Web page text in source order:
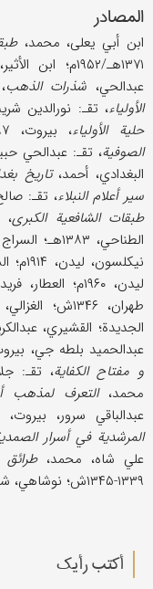
المصادر
ابن أبي یعلی، محمد،
۱۳۷۱هـ/۱۹۵۲م؛ ابن الأثیر، علي،
عبدالحي، شذرات الذهب،
الأولیاء، تقـ: نور‌الدین شریبة، بیروت، ۱۴۰۶هـ؛
حلیة الأولیاء، بیروت، ۱۳۸۷هـ؛ الأنساري، الخواجه عبدالله،
الصوفیة
البغدادي، أحمد،تاریخ
سیر أعلام النبلاء، تقـ: صالح السمر،
طبقات الشافعیة الکبری،
الطناحي، ۱۳۸۳هـ؛ السراج الطوسي، عبدالله،
نیکلسون، لیدن، ۱۹۱۴م؛ السلمي، محمد،
لیدن، ۱۹۶۰م؛ العطار، فرید‌‌الدین،
طهران، ۱۳۴۶ش؛ الغزالي، محمد،
الجدیدة؛ القشیري،
عبدالحمید بلطه جي، بیروت، ۱۴۰۸هـ؛ الکاشاني،
و مفتاح الکفایة
محمد، التعرف لمذهب
عبدالباقي سرور، بیروت، ۱۳۸۰هـ/۱۹۶۰م؛ محمود بن عثمان،
المرشدیة في أسرار
علي شاه، محمد،طرائق
۱۳۳۹-۱۳۴۵ش؛ نوشاهي، شریف أحمد،
أکتب رأیك